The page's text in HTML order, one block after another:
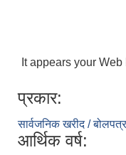
It appears your
प्रकार:
सार्वजनिक खरीद /
आर्थिक वर्ष: